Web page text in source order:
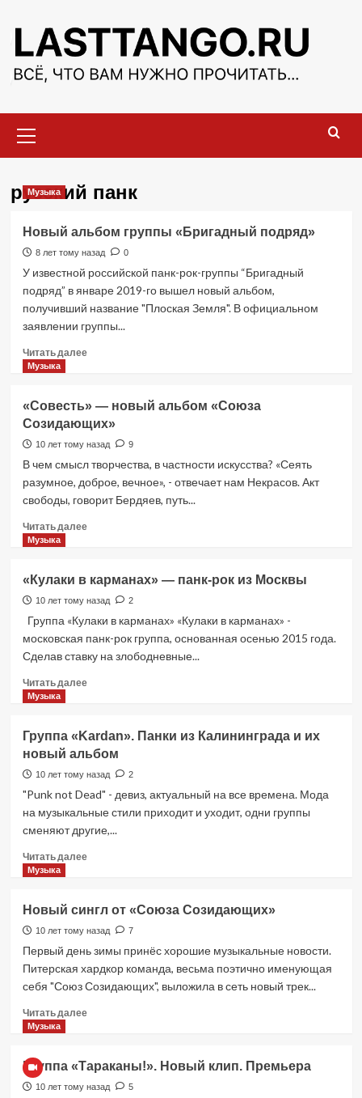
содержимому
меню
русский панк
Музыка
Новый альбом группы «Бригадный подряд»
8 лет тому назад 0
У известной российской панк-рок-группы “Бригадный
подряд” в январе 2019-го вышел новый альбом,
получивший название "Плоская Земля". В официальном
заявлении группы...
Читать далееПрочитать
альбом
группы
«Бригадный
Музыка
«Совесть» — новый альбом «Союза
Созидающих»
10 лет тому назад 9
В чем смысл творчества, в частности искусства? «Сеять
разумное, доброе, вечное», - отвечает нам Некрасов. Акт
свободы, говорит Бердяев, путь...
Читать далееПрочитать
—
новый
Созидающих»
Музыка
«Кулаки в карманах» — панк-рок из Москвы
10 лет тому назад 2
Группа «Кулаки в карманах» «Кулаки в карманах» -
московская панк-рок группа, основанная осенью 2015 года.
Сделав ставку на злободневные...
Читать далееПрочитать
в
карманах»
—
из
Москвы
Музыка
Группа «Kardan». Панки из Калининграда и их
новый альбом
10 лет тому назад 2
"Punk not Dead" - девиз, актуальный на все времена. Мода
на музыкальные стили приходит и уходит, одни группы
сменяют другие,...
Читать далееПрочитать
«Kardan».
Панки
их
Музыка
Новый сингл от «Союза Созидающих»
10 лет тому назад 7
Первый день зимы принёс хорошие музыкальные новости.
Питерская хардкор команда, весьма поэтично именующая
себя "Союз Созидающих", выложила в сеть новый трек...
Читать далееПрочитать
сингл
от
Музыка
Группа «Тараканы!». Новый клип. Премьера
10 лет тому назад 5